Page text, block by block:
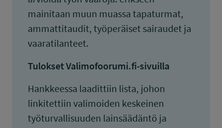
mainitaan muun muassa tapaturmat,
ammattitaudit, työperäiset sairaudet ja
vaaratilanteet.
Tulokset Valimofoorumi.fi-sivuilla
Hankkeessa laadittiin lista, johon
linkitettiin valimoiden keskeinen
työturvallisuuden lainsäädäntö ja